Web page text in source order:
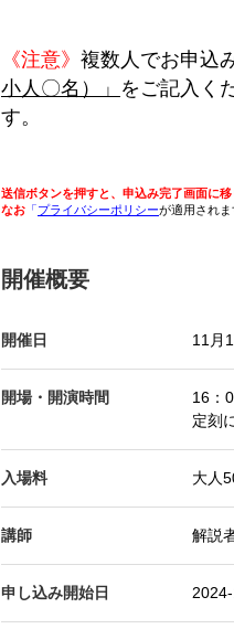
《注意》 複数人でお申込
小人〇名）」 をご記入く
す。
送信ボタンを押すと、申込み完了画面に
なお 「プライバシーポリシーが適用されま
開催概要
開催日 11月
開場・開演時間
16：
定刻
入場料 大人
講師 解説
申し込み開始日